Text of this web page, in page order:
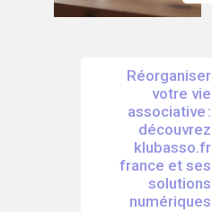
Réorganiser
votre vie
associative :
découvrez
klubasso.fr
france et ses
solutions
numériques